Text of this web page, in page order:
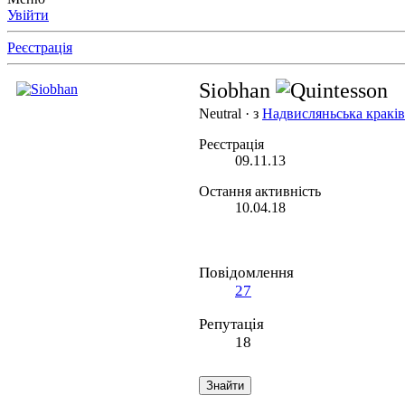
Увійти
Реєстрація
Siobhan
Neutral · з Надвисляньська
Реєстрація
09.11.13
Остання активність
10.04.18
Повідомлення
27
Репутація
18
Знайти